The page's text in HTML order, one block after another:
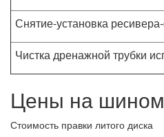
Снятие-установка
Чистка дренажной трубки
Цены на
Стоимость правки литого диска